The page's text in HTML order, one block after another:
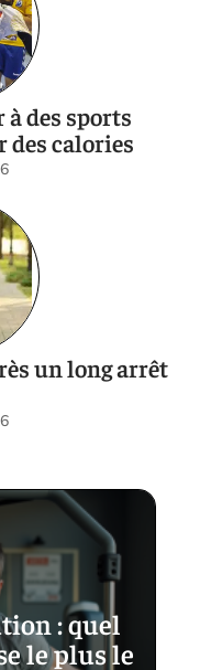
des sports
calories
un long arrêt
: quel
le plus le